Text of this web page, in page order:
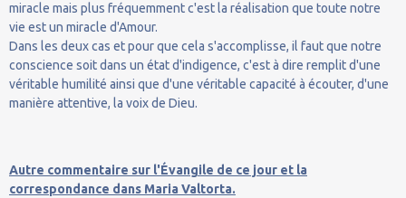
miracle mais plus fréquemment c'est la réalisation que toute notre
vie est un miracle d'Amour.
Dans les deux cas et pour que cela s'accomplisse, il faut que notre
conscience soit dans un état d'indigence, c'est à dire remplit d'une
véritable humilité ainsi que d'une véritable capacité à écouter, d'une
manière attentive, la voix de Dieu.
Autre commentaire sur l'Évangile de ce jour et la
correspondance dans Maria Valtorta.